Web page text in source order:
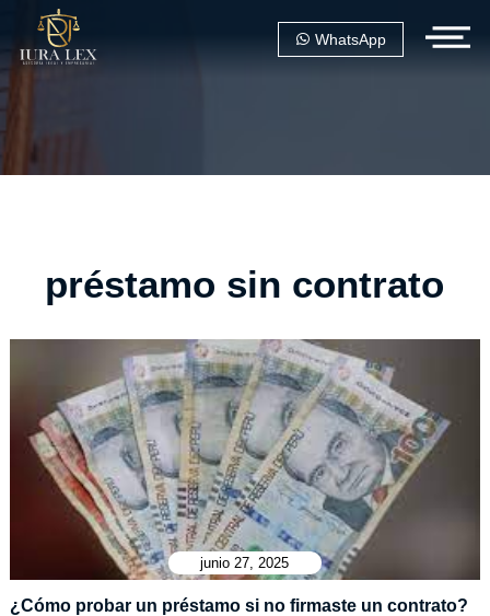
WhatsApp
préstamo sin contrato
junio 27, 2025
¿Cómo probar un préstamo si no firmaste un contrato?